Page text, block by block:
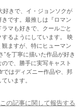
好きで、イ・ジョンソクが
です。最推しは『ロマン
マも好きで、クールごと
るようにしています。 映
ますが、特にヒューマン
”を丁寧に描いた作品が好き
で、勝手に実写キャスト
ではディズニー作品や、邦
います。
この記事に関して報告する